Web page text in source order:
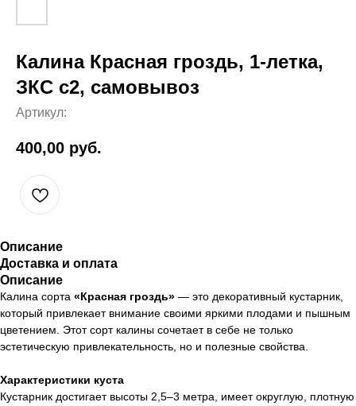
Калина Красная гроздь, 1-летка,
ЗКС с2, самовывоз
Артикул:
400,00 руб.
Описание
Доставка и оплата
Описание
Калина сорта «Красная гроздь» — это декоративный кустарник,
который привлекает внимание своими яркими плодами и пышным
цветением. Этот сорт калины сочетает в себе не только
эстетическую привлекательность, но и полезные свойства.
Характеристики куста
Кустарник достигает высоты 2,5–3 метра, имеет округлую, плотную